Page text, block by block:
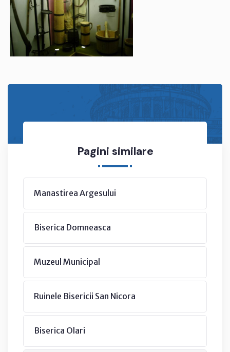
Pagini similare
Manastirea Argesului
Biserica Domneasca
Muzeul Municipal
Ruinele Bisericii San Nicora
Biserica Olari